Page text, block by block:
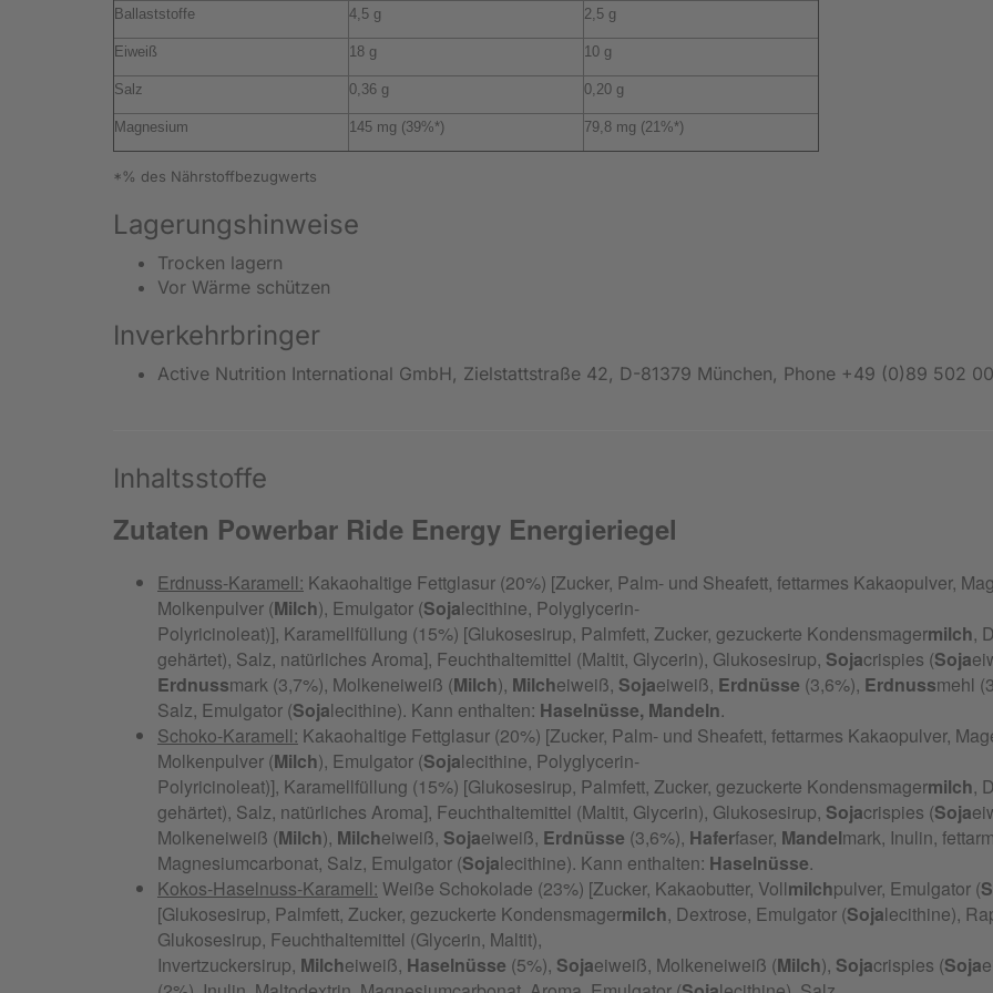
Ballaststoffe 4,5 g 2,5 g
Eiweiß 18 g 10 g
Salz 0,36 g 0,20 g
Magnesium 145 mg (39%*) 79,8 mg (21%*)
*% des Nährstoffbezugwerts
Lagerungshinweise
Trocken lagern
Vor Wärme schützen
Inverkehrbringer
Active Nutrition International GmbH, Zielstattstraße 42, D-81379 München, Phone +49 (0)89 502
Inhaltsstoffe